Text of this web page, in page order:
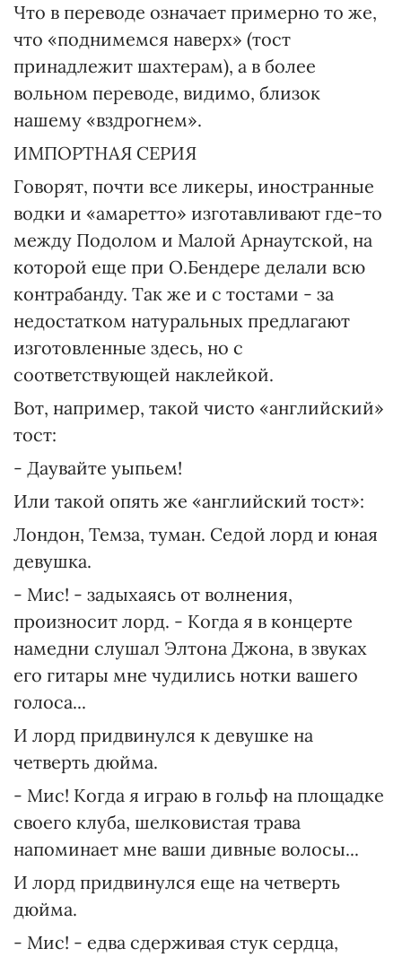
Что в переводе означает примерно то же,
что «поднимемся наверх» (тост
принадлежит шахтерам), а в более
вольном переводе, видимо, близок
нашему «вздрогнем».
ИМПОРТНАЯ СЕРИЯ
Говорят, почти все ликеры, иностранные
водки и «амаретто» изготавливают где-то
между Подолом и Малой Арнаутской, на
которой еще при О.Бендере делали всю
контрабанду. Так же и с тостами - за
недостатком натуральных предлагают
изготовленные здесь, но с
соответствующей наклейкой.
Вот, например, такой чисто «английский»
тост:
- Даувайте уыпьем!
Или такой опять же «английский тост»:
Лондон, Темза, туман. Седой лорд и юная
девушка.
- Мис! - задыхаясь от волнения,
произносит лорд. - Когда я в концерте
намедни слушал Элтона Джона, в звуках
его гитары мне чудились нотки вашего
голоса...
И лорд придвинулся к девушке на
четверть дюйма.
- Мис! Когда я играю в гольф на площадке
своего клуба, шелковистая трава
напоминает мне ваши дивные волосы...
И лорд придвинулся еще на четверть
дюйма.
- Мис! - едва сдерживая стук сердца,